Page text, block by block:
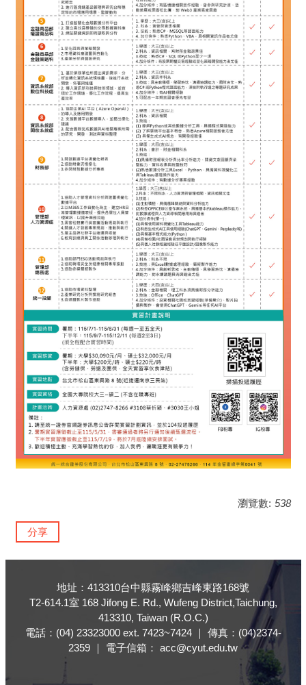
瀏覽數: 538
分享
地址：413310台中縣霧峰鄉吉峰東路168號
T2-614.1室 168 Jifong E. Rd., Wufeng District,Taichung,
413310, Taiwan (R.O.C.)
電話：(04) 23323000 ext. 7423~7424 ｜ 傳真：(04)2374-
2359 ｜ 電子信箱： acc@cyut.edu.tw